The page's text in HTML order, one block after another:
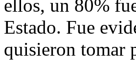
ellos, un 80%
Estado. Fue
quisieron tomar